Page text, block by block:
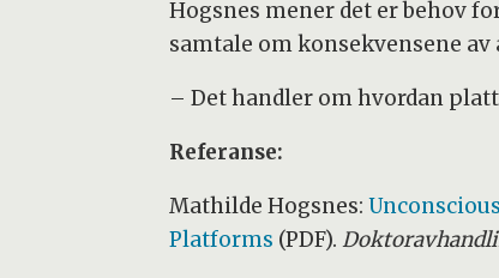
Hogsnes mener det er behov
samtale om konsekvensene
– Det handler om hvordan
Referanse:
Mathilde Hogsnes:
Platforms (PDF).